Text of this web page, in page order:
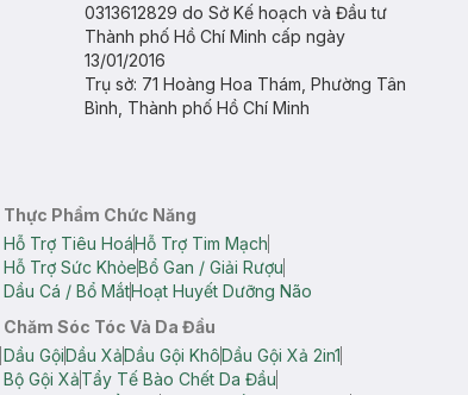
0313612829 do Sở Kế hoạch và Đầu tư
Thành phố Hồ Chí Minh cấp ngày
13/01/2016
Trụ sở: 71 Hoàng Hoa Thám, Phường Tân
Bình, Thành phố Hồ Chí Minh
Thực Phẩm Chức Năng
Hỗ Trợ Tiêu HoáHỗ Trợ Tim Mạch
Hỗ Trợ Sức KhỏeBổ Gan / Giải Rượu
Dầu Cá / Bổ MắtHoạt Huyết Dưỡng Não
Chăm Sóc Tóc Và Da Đầu
Dầu GộiDầu XảDầu Gội KhôDầu Gội Xả 2in1
Bộ Gội XảTẩy Tế Bào Chết Da Đầu